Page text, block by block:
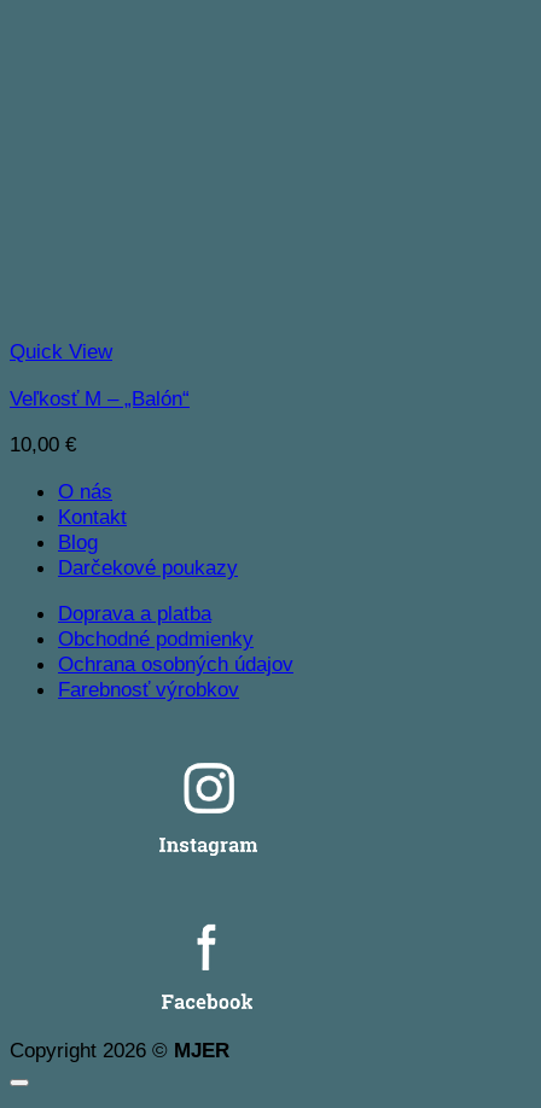
Quick View
Veľkosť M – „Balón“
10,00 €
O nás
Kontakt
Blog
Darčekové poukazy
Doprava a platba
Obchodné podmienky
Ochrana osobných údajov
Farebnosť výrobkov
Copyright 2026 © MJER